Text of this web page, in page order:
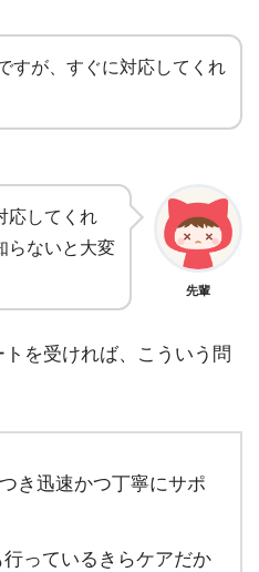
すが、すぐに対応してくれ
応してくれ
らないと大変
先輩
を受ければ、こういう問
き迅速かつ丁寧にサポ
っているきらケアだか